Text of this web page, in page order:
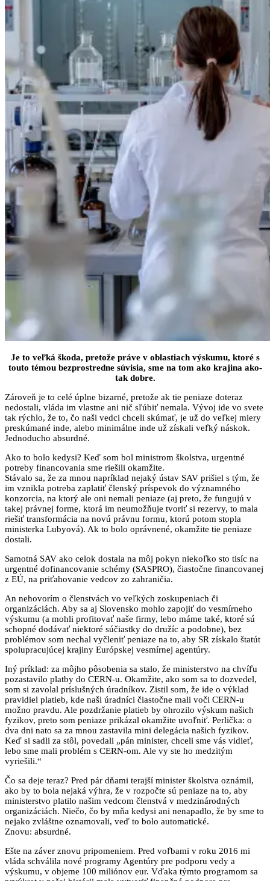
Je to veľká škoda, pretože práve v oblastiach výskumu, ktoré s
touto témou bezprostredne súvisia, sme na tom ako krajina ako-
tak dobre.
Zároveň je to celé úplne bizarné, pretože ak tie peniaze doteraz
nedostali, vláda im vlastne ani nič sľúbiť nemala. Vývoj ide vo svete
tak rýchlo, že to, čo naši vedci chceli skúmať, je už do veľkej miery
preskúmané inde, alebo minimálne inde už získali veľký náskok.
Jednoducho absurdné.
Ako to bolo kedysi? Keď som bol ministrom školstva, urgentné
potreby financovania sme riešili okamžite.
Stávalo sa, že za mnou napríklad nejaký ústav SAV prišiel s tým, že
im vznikla potreba zaplatiť členský príspevok do významného
konzorcia, na ktorý ale oni nemali peniaze (aj preto, že fungujú v
takej právnej forme, ktorá im neumožňuje tvoriť si rezervy, to mala
riešiť transformácia na novú právnu formu, ktorú potom stopla
ministerka Lubyová). Ak to bolo oprávnené, okamžite tie peniaze
dostali.
Samotná SAV ako celok dostala na môj pokyn niekoľko sto tisíc na
urgentné dofinancovanie schémy (SASPRO), čiastočne financovanej
z EÚ, na priťahovanie vedcov zo zahraničia.
An nehovorím o členstvách vo veľkých zoskupeniach či
organizáciách. Aby sa aj Slovensko mohlo zapojiť do vesmírneho
výskumu (a mohli profitovať naše firmy, lebo máme také, ktoré sú
schopné dodávať niektoré súčiastky do družíc a podobne), bez
problémov som nechal vyčleniť peniaze na to, aby SR získalo štatút
spolupracujúcej krajiny Európskej vesmírnej agentúry.
Iný príklad: za môjho pôsobenia sa stalo, že ministerstvo na chvíľu
pozastavilo platby do CERN-u. Okamžite, ako som sa to dozvedel,
som si zavolal príslušných úradníkov. Zistil som, že ide o výklad
pravidiel platieb, kde naši úradníci čiastočne mali voči CERN-u
možno pravdu. Ale pozdržanie platieb by ohrozilo výskum našich
fyzikov, preto som peniaze prikázal okamžite uvoľniť. Perlička: o
dva dni nato sa za mnou zastavila mini delegácia našich fyzikov.
Keď si sadli za stôl, povedali „pán minister, chceli sme vás vidieť,
lebo sme mali problém s CERN-om. Ale vy ste ho medzitým
vyriešili.“
Čo sa deje teraz? Pred pár dňami terajší minister školstva oznámil,
ako by to bola nejaká výhra, že v rozpočte sú peniaze na to, aby
ministerstvo platilo našim vedcom členstvá v medzinárodných
organizáciách. Niečo, čo by mňa kedysi ani nenapadlo, že by sme to
nejako zvláštne oznamovali, veď to bolo automatické.
Znovu: absurdné.
Ešte na záver znovu pripomeniem. Pred voľbami v roku 2016 mi
vláda schválila nové programy Agentúry pre podporu vedy a
výskumu, v objeme 100 miliónov eur. Vďaka týmto programom sa